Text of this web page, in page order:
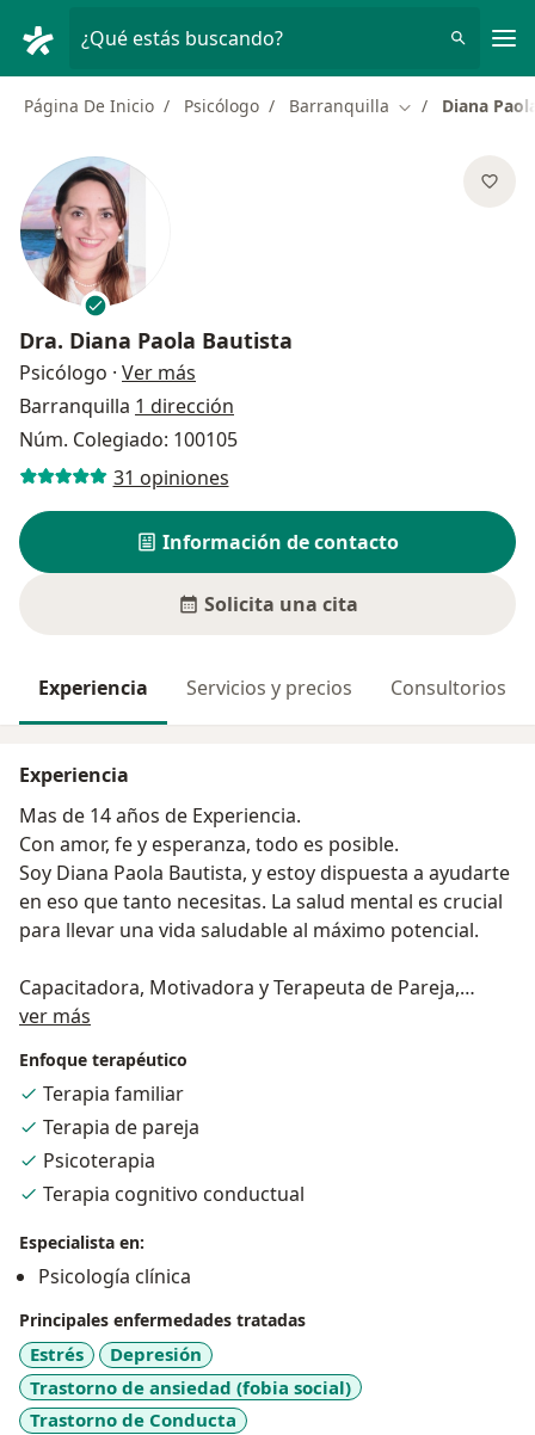
¿Qué estás buscando?
Página De Inicio Psicólogo Barranquilla Cambiar de
Diana
Dra. Diana Paola Bautista
Psicólogo · Ver más
Barranquilla 1 dirección
Núm. Colegiado: 100105
31 opiniones
Información de contacto
Solicita una cita
Experiencia Servicios y precios Consultorios
Experiencia
Mas de 14 años de Experiencia.
Con amor, fe y esperanza, todo es posible.
Soy Diana Paola Bautista, y estoy dispuesta a ayudarte
en eso que tanto necesitas. La salud mental es crucial
para llevar una vida saludable al máximo potencial.
Capacitadora, Motivadora y Terapeuta de Pareja,
Familia e Infantil
- Especialista en Proyectos
- Diplomada en Pedagogia Infantil
- Diplomada en Innovacion
- Diplomada en Seguimiento en Politicas Publicas
- Diplomada en Docencia Universitaria
ver más
Enfoque terapéutico
Terapia familiar
Terapia de pareja
Psicoterapia
Terapia cognitivo conductual
Especialista en:
Psicología clínica
Principales enfermedades tratadas
Estrés
Depresión
Trastorno de ansiedad (fobia social)
Trastorno de Conducta